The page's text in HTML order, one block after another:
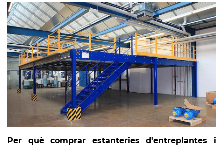
Per què comprar estanteries d'entreplantes i